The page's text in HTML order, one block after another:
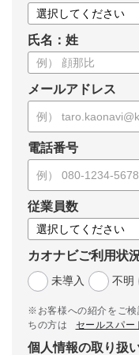
氏名：姓
メールアドレス
電話番号
従業員数
カオナビご利用状
未導入
不明
※お客様への紹介をご
ちの方は
セールスパー
個人情報の取り扱